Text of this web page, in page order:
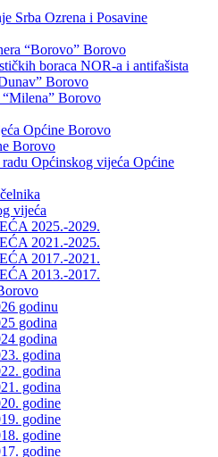
Srba Ozrena i Posavine
“Borovo” Borovo
boraca NOR-a i antifašista
Borovo
Borovo
Općine Borovo
Borovo
Općinskog vijeća Općine
vijeća
2025.-2029.
2021.-2025.
2017.-2021.
2013.-2017.
godinu
godina
godina
godina
godina
godina
godine
godine
godine
godine